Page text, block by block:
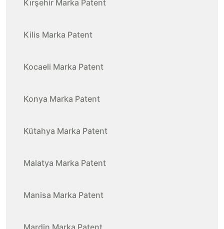
Kırşehir Marka Patent
Kilis Marka Patent
Kocaeli Marka Patent
Konya Marka Patent
Kütahya Marka Patent
Malatya Marka Patent
Manisa Marka Patent
Mardin Marka Patent